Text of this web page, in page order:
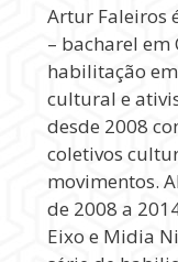
Artur Faleiros
– bacharel em
habilitação
cultural e
desde 2008
coletivos
movimentos.
de 2008 a
Eixo e Midia